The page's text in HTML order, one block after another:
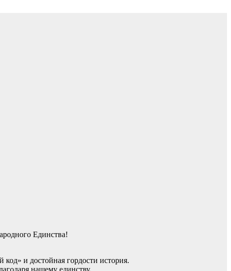
Единства!
и достойная гордости история.
нашему единству.